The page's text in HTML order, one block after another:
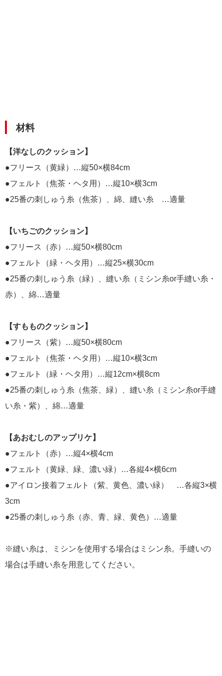
材料
【洋なしのクッション】
●フリース（黄緑）…縦50×横84cm
●フェルト（焦茶・ヘタ用）…縦10×横3cm
●25番の刺しゅう糸（焦茶）、綿、縫い糸 …適量
【いちごのクッション】
●フリース（赤）…縦50×横80cm
●フェルト（緑・ヘタ用）…縦25×横30cm
●25番の刺しゅう糸（緑）、縫い糸（ミシン糸or手縫い糸・
赤）、綿…適量
【すもものクッション】
●フリース（紫）…縦50×横80cm
●フェルト（焦茶・ヘタ用）…縦10×横3cm
●フェルト（緑・ヘタ用）…縦12cm×横8cm
●25番の刺しゅう糸（焦茶、緑）、縫い糸（ミシン糸or手縫
い糸・紫）、綿…適量
【あおむしのアップリケ】
●フェルト（赤）…縦4×横4cm
●フェルト（黄緑、緑、濃い緑）…各縦4×横6cm
●アイロン接着フェルト（紫、黄色、濃い緑） …各縦3×横
3cm
●25番の刺しゅう糸（赤、青、緑、黄色）…適量
※縫い糸は、ミシンを使用する場合はミシン糸。手縫いの
場合は手縫い糸を用意してください。